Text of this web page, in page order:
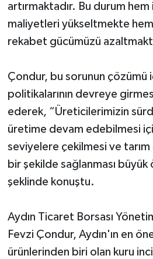
artırmaktadır. Bu durum
maliyetleri yükseltmekte
rekabet gücümüzü
Çondur, bu sorunun çözümü
politikalarının devreye
ederek, “Üreticilerimizin
üretime devam edebilmesi
seviyelere çekilmesi ve
bir şekilde sağlanması büyük
şeklinde konuştu.
Aydın Ticaret Borsası
Fevzi Çondur, Aydın'ın en
ürünlerinden biri olan kuru
YAŞAM
YEREL
AFYONKARAHİSAR
AYDIN
İZMİR
KÜTAHYA
MANİSA